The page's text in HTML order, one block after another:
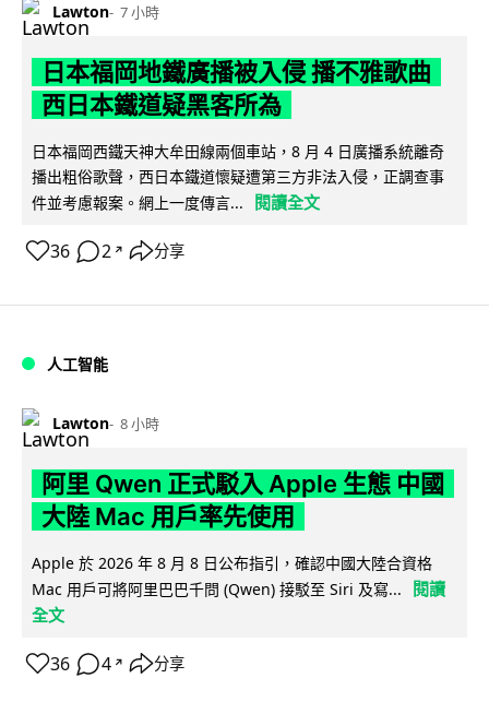
Lawton 7 小時
日本福岡地鐵廣播被入侵 播不雅歌曲
西日本鐵道疑黑客所為
日本福岡西鐵天神大牟田線兩個車站，8 月 4 日廣播系統離奇
播出粗俗歌聲，西日本鐵道懷疑遭第三方非法入侵，正調查事
件並考慮報案。網上一度傳言...
閱讀全文
36 2 ↗ 分享
人工智能
Lawton 8 小時
阿里 Qwen 正式駁入 Apple 生態 中國
大陸 Mac 用戶率先使用
Apple 於 2026 年 8 月 8 日公布指引，確認中國大陸合資格
Mac 用戶可將阿里巴巴千問 (Qwen) 接駁至 Siri 及寫...
閱讀
全文
36 4 ↗ 分享